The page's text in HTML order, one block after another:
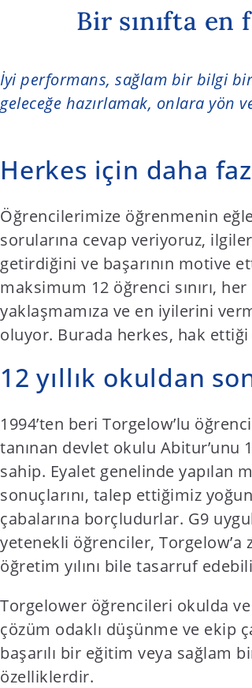
e
n
t
Bir sınıfta
İyi performans, sağlam bir bilgi
geleceğe hazırlamak, onlara yön
Herkes için daha
Öğrencilerimize öğrenmenin
sorularına cevap veriyoruz,
getirdiğini ve başarının motive
maksimum 12 öğrenci sınırı,
yaklaşmamıza ve en iyilerini
oluyor. Burada herkes, hak ettiği
12 yıllık okuldan
1994’ten beri Torgelow’lu
tanınan devlet okulu Abitur’unu
sahip. Eyalet genelinde yapılan
sonuçlarını, talep ettiğimiz
çabalarına borçludurlar. G9
yetenekli öğrenciler, Torgelow’a
öğretim yılını bile tasarruf
Torgelower öğrencileri okulda
çözüm odaklı düşünme ve ekip
başarılı bir eğitim veya sağlam
özelliklerdir.